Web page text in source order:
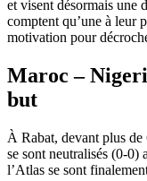
et visent désormais une
comptent qu’une à leur
motivation pour
Maroc –
but
À Rabat, devant plus
se sont neutralisés (0-0)
l’Atlas se sont